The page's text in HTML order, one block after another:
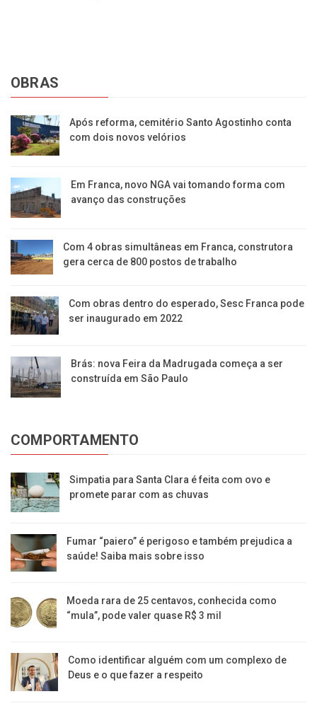
OBRAS
Após reforma, cemitério Santo Agostinho conta
com dois novos velórios
Em Franca, novo NGA vai tomando forma com
avanço das construções
Com 4 obras simultâneas em Franca, construtora
gera cerca de 800 postos de trabalho
Com obras dentro do esperado, Sesc Franca pode
ser inaugurado em 2022
Brás: nova Feira da Madrugada começa a ser
construída em São Paulo
COMPORTAMENTO
Simpatia para Santa Clara é feita com ovo e
promete parar com as chuvas
Fumar “paiero” é perigoso e também prejudica a
saúde! Saiba mais sobre isso
Moeda rara de 25 centavos, conhecida como
“mula”, pode valer quase R$ 3 mil
Como identificar alguém com um complexo de
Deus e o que fazer a respeito